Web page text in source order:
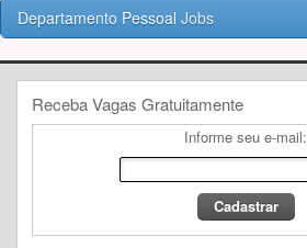
Departamento Pessoal Jobs
Receba Vagas Gratuitamente
Informe seu e-mail: